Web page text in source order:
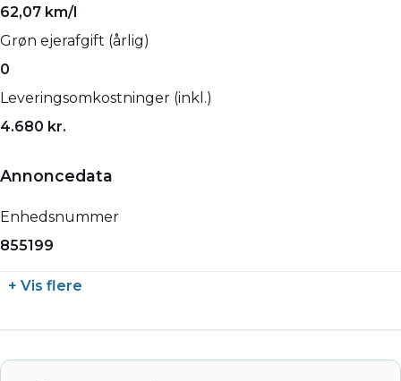
62,07 km/l
Grøn ejerafgift (årlig)
0
Leveringsomkostninger (inkl.)
4.680 kr.
Annoncedata
Enhedsnummer
855199
+ Vis flere